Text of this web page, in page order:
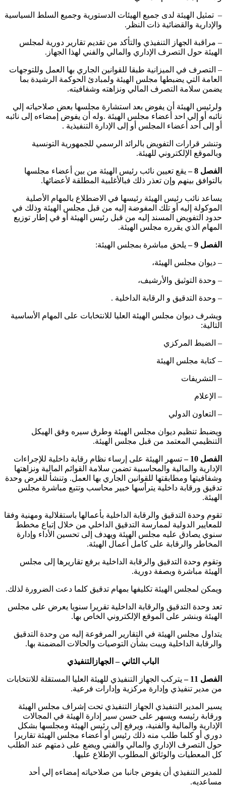
– ‏ تمثيل الهيئة لدى جميع الهيئات الدستورية وجميع السلط السياسية
والإدارية والقضائية ذات النظر.
– ‏مراقبة الجهاز التنفيذي والتأكد من تقديم تقارير دورية لمجلس
الهيئة حول التصرف الإداري والمالي والفني لهذا الجهاز.
– ‏التصرف في الميزانية طبقا للقوانين الجاري بها العمل وللتوجهات
العامة التي يضبطها مجلس الهيئة ولمبادئ الحوكمة الرشيدة بما
يضمن سلامة التصرف المالي ونزاهته وشفافيته.
‏ولرئيس الهيئة أن يفوض بعد استشارة مجلسها بعض صلاحياته إلي
نائبه أو إلي احد أعضاء مجلس الهيئة .وله أن يفوض إمضاءه إلى نائبه
أو إلى أحد أعضاء المجلس أو إلى الإدارة التنفيذية .
‏وتنشر قرارات التفويض بالرائد الرسمي للجمهورية التونسية
وبالموقع الإلكتروني للهيئة.
الفصل 8 –
يقع تعيين نائب رئيس الهيئة من بين أعضاء مجلسها
بالتوافق بينهم وإن تعذر ذلك فبالأغلبية المطلقة لأعضائها.
‏يساعد نائب رئيس الهيئة رئيسها في الاضطلاع بالمهام الأصلية
الموكولة إليه أو تلك المفوضة إليه من قبل مجلس الهيئة وذلك في
حدود التفويض المسند إليه من قبل رئيس الهيئة أو في إطار توزيع
المهام الذي يقرره مجلس الهيئة.
الفصل 9 – يلحق مباشرة بمجلس الهيئة:
– ‏ديوان مجلس الهيئة،
– ‏وحدة التوثيق والأرشيف،
– ‏وحدة التدقيق و الرقابة الداخلية .
ويشرف ديوان مجلس الهيئة العليا للانتخابات على المهام الأساسية
التالية:
– ‏الضبط المركزي
– ‏كتابة مجلس الهيئة
– ‏التشريفات
– الإعلام
– التعاون الدولي
‏ويضبط تنظيم ديوان مجلس الهيئة وطرق سيره وفق الهيكل
التنظيمي المعتمد من قبل مجلس الهيئة.
الفصل 10 –
تسهر الهيئة على إرساء نظام رقابة داخلية للإجراءات
الإدارية والمالية والمحاسبية تضمن سلامة القوائم المالية ونزاهتها
وشفافيتها ومطابقتها للقوانين الجاري بها العمل. وتنشأ للغرض وحدة
تدقيق ورقابة داخلية يترأسها خبير محاسب وتتبع مباشرة مجلس
الهيئة.
‏تقوم وحدة التدقيق والرقابة الداخلية بأعمالها باستقلالية ومهنية وفقا
للمعايير الدولية لممارسة التدقيق الداخلي من خلال إتباع مخطط
سنوي يصادق عليه مجلس الهيئة ويهدف إلى تحسين الأداء وإدارة
المخاطر والرقابة على كامل أعمال الهيئة.
‏وتقوم وحدة التدقيق والرقابة الداخلية برفع تقاريرها إلى مجلس
الهيئة مباشرة وبصفة دورية.
ويمكن لمجلس الهيئة تكليفها بمهام تدقيق كلما دعت الضرورة لذلك.
‏تعد وحدة التدقيق والرقابة الداخلية تقريرا سنويا يعرض على مجلس
الهيئة وبنشر على الموقع الإلكتروني الخاص بها.
‏يتداول مجلس الهيئة في التقارير المرفوعة إليه من وحدة التدقيق
والرقابة الداخلية ويبت بشأن التوصيات والحالات المضمنة بها.
الباب الثاني – الجهازالتنفيذي
الفصل 11 –
يتركب الجهاز التنفيذي للهيئة العليا المستقلة للانتخابات
من مدير تنفيذي وإدارة مركزية وإدارات فرعية.
‏يسير المدير التنفيذي الجهاز التنفيذي تحت إشراف مجلس الهيئة
ورقابة رئيسه ويسهر على حسن سير إدارة الهيئة في المجالات
الإدارية والمالية والفنية، ويرفع إلى رئيس الهيئة ومجلسها بشكل
دوري أو كلما طلب منه ذلك رئيس أو أعضاء مجلس الهيئة تقاريرا
حول التصرف الإداري والمالي والفني ويضع على ذمتهم عند الطلب
كل المعطيات والوثائق المطلوب الإطلاع عليها.
‏للمدير التنفيذي أن يفوض جانبا من صلاحياته إمضاءه إلي أحد
مساعديه.